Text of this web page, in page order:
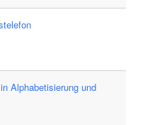
Alphabetisierung und